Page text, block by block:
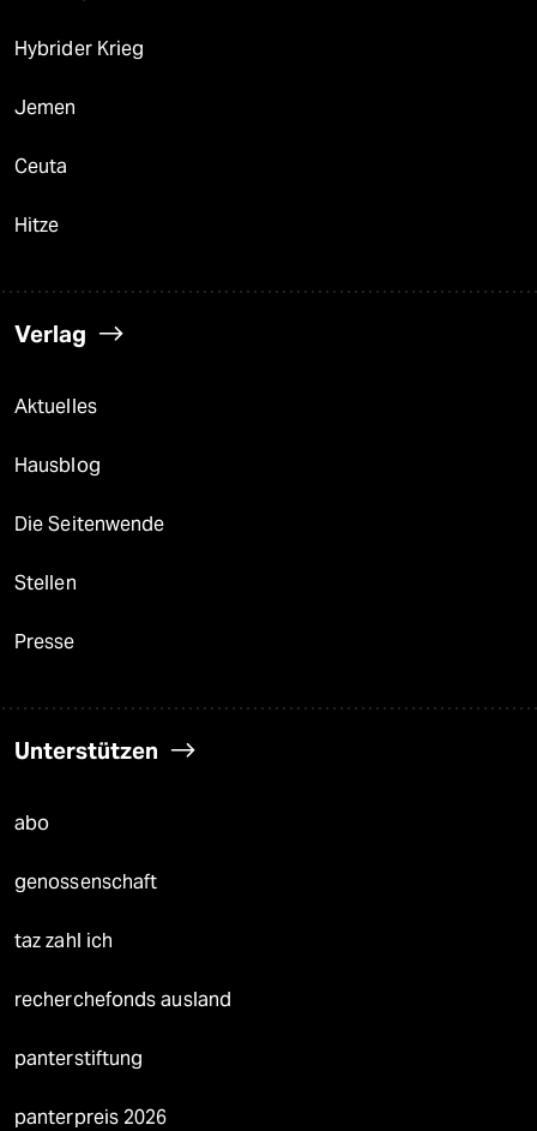
Hybrider Krieg
Jemen
Ceuta
Hitze
Verlag
Aktuelles
Hausblog
Die Seitenwende
Stellen
Presse
Unterstützen
abo
genossenschaft
taz zahl ich
recherchefonds ausland
panterstiftung
panterpreis 2026